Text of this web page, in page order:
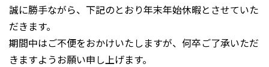
誠に勝手ながら、下記のとおり年末年始休暇とさせていた
だきます。
期間中はご不便をおかけいたしますが、何卒ご了承いただ
きますようお願い申し上げます。